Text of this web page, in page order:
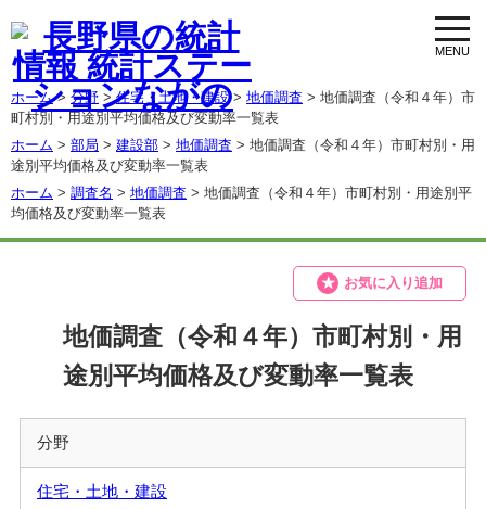
ホーム> 分野 >住宅・土地・建設> 地価調査 > 地価調査（令和４年）市
町村別・用途別平均価格及び変動率一覧表
ホーム > 部局 > 建設部 > 地価調査 > 地価調査（令和４年）市町村別・用
途別平均価格及び変動率一覧表
ホーム > 調査名 > 地価調査 > 地価調査（令和４年）市町村別・用途別平
均価格及び変動率一覧表
地価調査（令和４年）市町村別・用
途別平均価格及び変動率一覧表
お気に入り追加
分野
住宅・土地・建設